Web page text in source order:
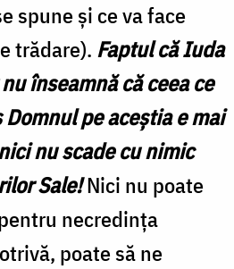
spune şi ce va face
trădare). Faptul că Iuda
înseamnă că ceea ce
pe aceştia e mai
nu scade cu nimic
Sale!Nici nu poate
necredinţa
poate să ne